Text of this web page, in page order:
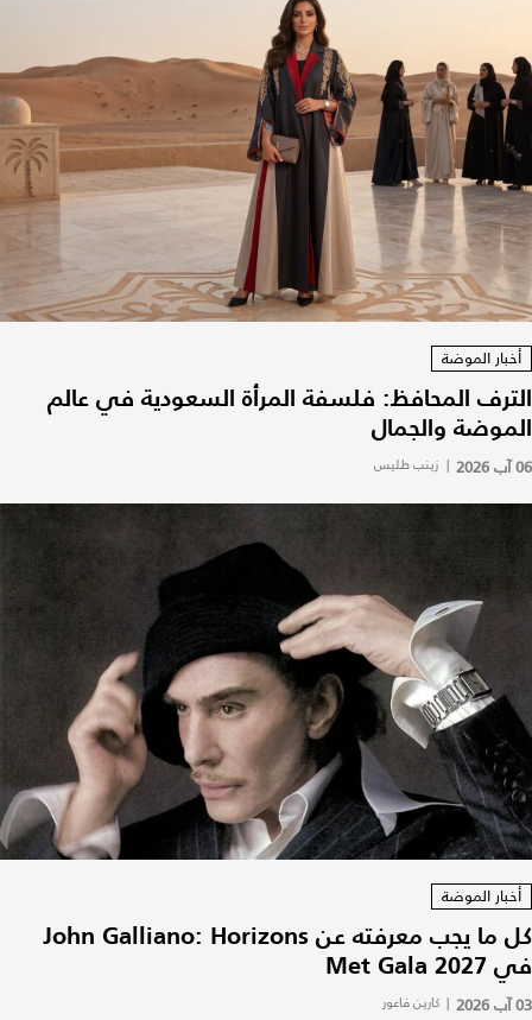
أخبار الموضة
الترف المحافظ: فلسفة المرأة السعودية في عالم
الموضة والجمال
06 آب 2026 | زينب طليس
أخبار الموضة
كل ما يجب معرفته عن John Galliano: Horizons
في Met Gala 2027
03 آب 2026 | كارين فاعور